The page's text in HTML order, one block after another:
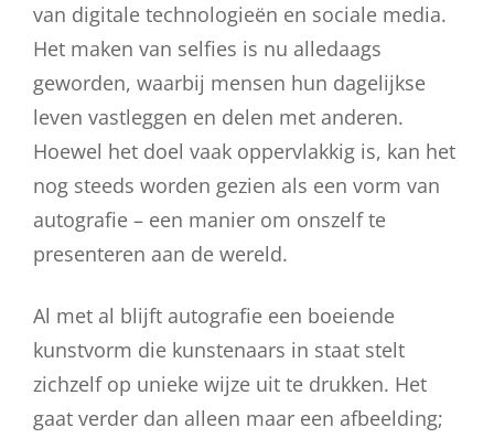
van digitale technologieën en sociale media.
Het maken van selfies is nu alledaags
geworden, waarbij mensen hun dagelijkse
leven vastleggen en delen met anderen.
Hoewel het doel vaak oppervlakkig is, kan het
nog steeds worden gezien als een vorm van
autografie – een manier om onszelf te
presenteren aan de wereld.
Al met al blijft autografie een boeiende
kunstvorm die kunstenaars in staat stelt
zichzelf op unieke wijze uit te drukken. Het
gaat verder dan alleen maar een afbeelding;